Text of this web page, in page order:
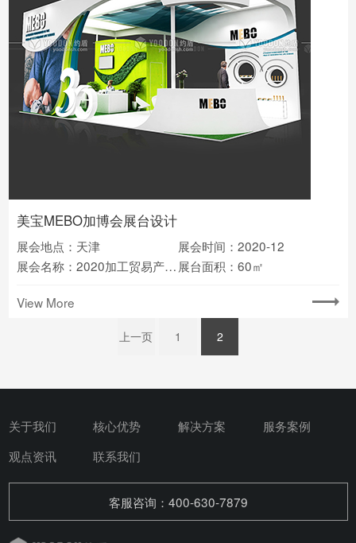
美宝MEBO加博会展台设计
展会地点：天津
展会时间：2020-12
展会名称：2020加工贸易产品博览会 展台面积：60㎡
View More
上一页 1 2
关于我们 核心优势 解决方案
服务案例
观点资讯
联系我们
客服咨询：400-630-7879